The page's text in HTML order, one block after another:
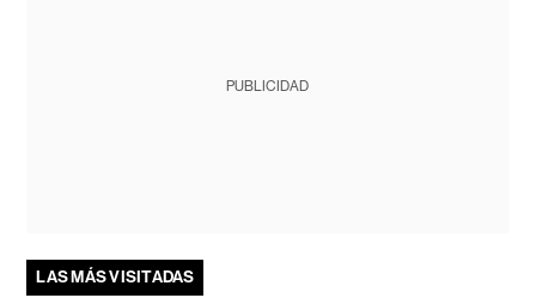
PUBLICIDAD
LAS MÁS VISITADAS